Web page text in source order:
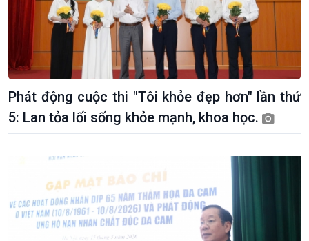
Phát động cuộc thi "Tôi khỏe đẹp hơn" lần thứ
5: Lan tỏa lối sống khỏe mạnh, khoa học.